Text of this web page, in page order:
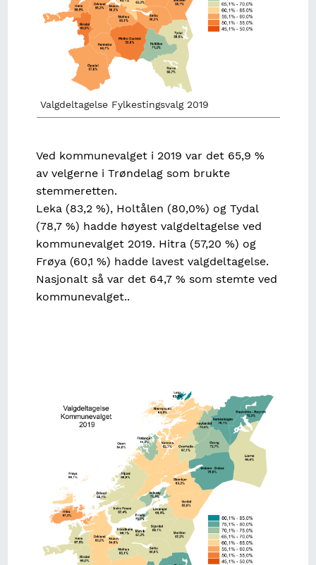
Valgdeltagelse Fylkestingsvalg 2019
Ved kommunevalget i 2019 var det 65,9 %
av velgerne i Trøndelag som brukte
stemmeretten.
Leka (83,2 %), Holtålen (80,0%) og Tydal
(78,7 %) hadde høyest valgdeltagelse ved
kommunevalget 2019. Hitra (57,20 %) og
Frøya (60,1 %) hadde lavest valgdeltagelse.
Nasjonalt så var det 64,7 % som stemte ved
kommunevalget..